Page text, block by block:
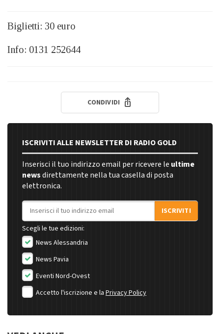
Biglietti: 30 euro
Info: 0131 252644
CONDIVIDI
ISCRIVITI ALLE NEWSLETTER DI RADIO GOLD
Inserisci il tuo indirizzo email per ricevere le ultime
newsdirettamente nella tua casella di posta
elettronica.
Indirizzo email
ISCRIVITI
Scegli le tue edizioni:
News Alessandria
News Pavia
Eventi Nord-Ovest
Accetto l'iscrizione e la Privacy Policy